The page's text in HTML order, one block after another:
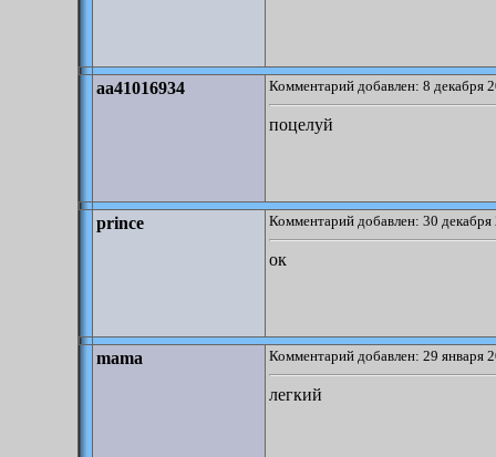
aa41016934 Комментарий добавлен: 8 декабря
поцелуй
prince Комментарий добавлен: 30
ок
mama Комментарий добавлен: 29 января
легкий